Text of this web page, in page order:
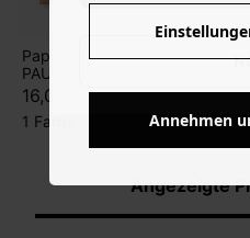
Papierschnittm. Latzhose
PAULA
16,00 €
1 Farbe
Angezeigte
Annehmen